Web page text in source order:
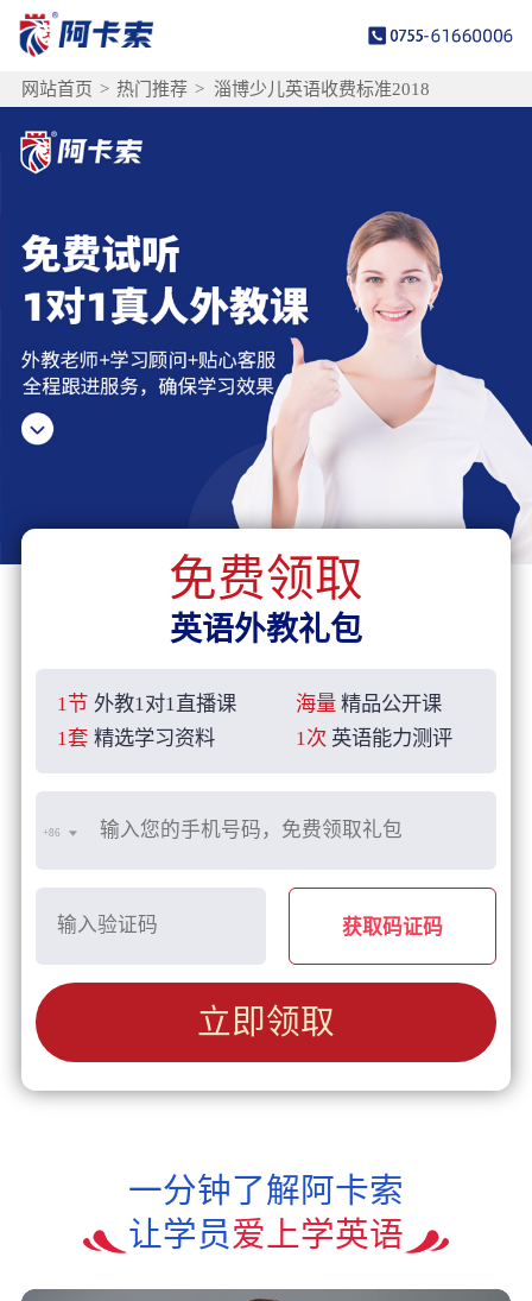
网站首页 > 热门推荐 > 淄博少儿英语收费标准2018
免费领取
英语外教礼包
1节 外教1对1直播课 海量 精品公开课
1套 精选学习资料 1次 英语能力测评
+86
获取码证码
立即领取
一分钟了解阿卡索
让学员爱上学英语